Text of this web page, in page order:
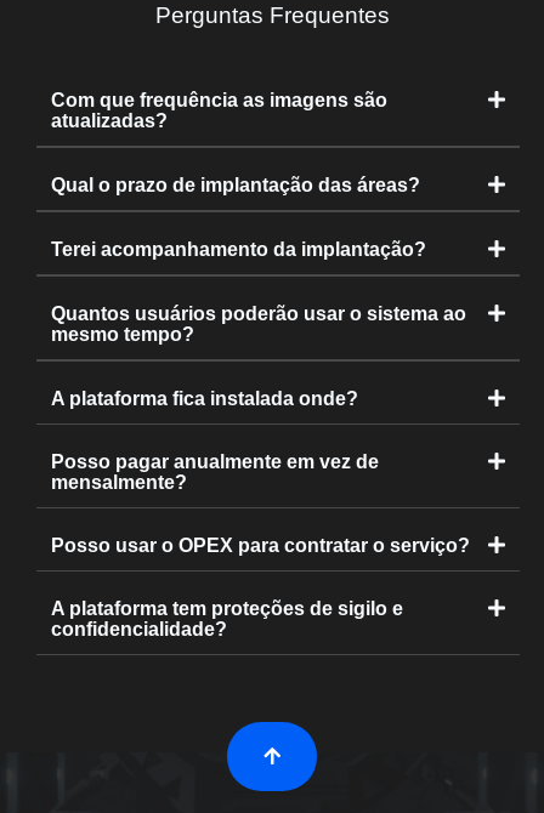
Perguntas Frequentes
Com que frequência as imagens são
atualizadas?
Qual o prazo de implantação das áreas?
Terei acompanhamento da implantação?
Quantos usuários poderão usar o sistema ao
mesmo tempo?
A plataforma fica instalada onde?
Posso pagar anualmente em vez de
mensalmente?
Posso usar o OPEX para contratar o serviço?
A plataforma tem proteções de sigilo e
confidencialidade?